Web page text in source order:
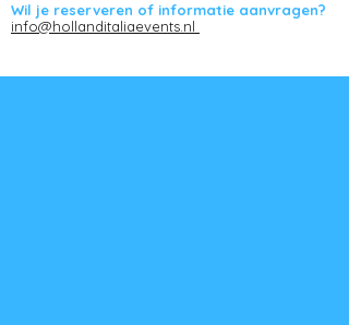
Wil je reserveren of informatie aanvragen?
info@hollanditaliaevents.nl